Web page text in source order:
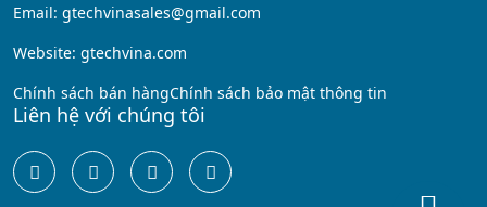
Email: gtechvinasales@gmail.com
Website: gtechvina.com
Chính sách bán hàngChính sách bảo mật thông tin
Liên hệ với chúng tôi